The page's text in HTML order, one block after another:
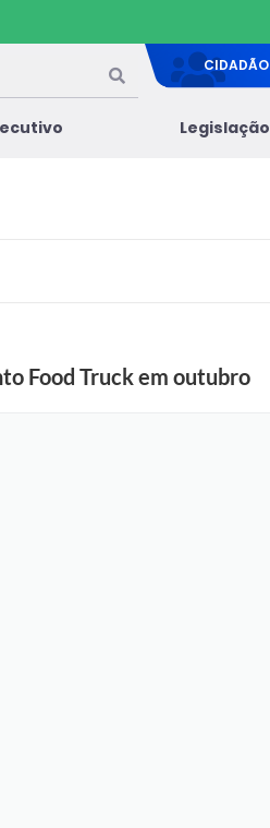
CIDADÃO
Legislação
Food Truck em outubro